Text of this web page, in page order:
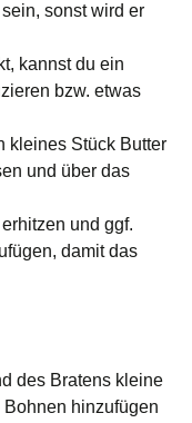
sonst wird er
kannst du ein
bzw. etwas
kleines Stück Butter
und über das
und ggf.
damit das
des Bratens kleine
hinzufügen